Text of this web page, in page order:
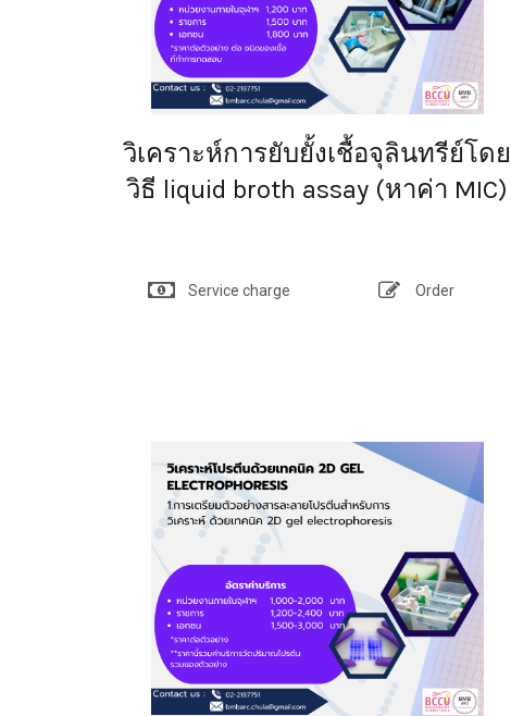
วิเคราะห์การยับยั้งเชื้อจุลินทรีย์โดย
วิธี liquid broth assay (หาค่า MIC)
Service charge Order